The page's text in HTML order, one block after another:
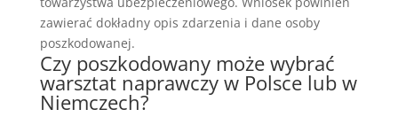
zawierać dokładny opis zdarzenia i dane osoby
poszkodowanej.
Czy poszkodowany może wybrać
warsztat naprawczy w Polsce lub w
Niemczech?